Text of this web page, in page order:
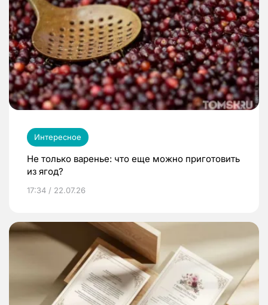
Интересное
Не только варенье: что еще можно приготовить
из ягод?
17:34 / 22.07.26